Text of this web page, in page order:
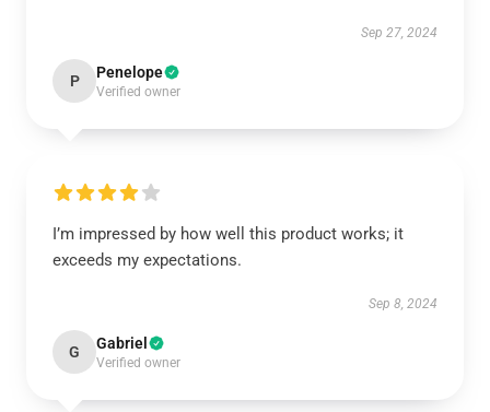
Sep 27, 2024
P Penelope
Verified owner
I’m impressed by how well this product works; it
exceeds my expectations.
Sep 8, 2024
G Gabriel
Verified owner